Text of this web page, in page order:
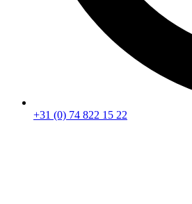
+31 (0) 74 822 15 22